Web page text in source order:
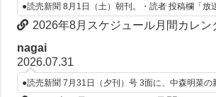
●読売新聞 8月1日（土）朝刊。・読者 投稿欄「放
2026年8月スケジュール月間カレン
nagai
2026.07.31
●読売新聞 7月31日（夕刊）号 3面に、中森明菜の